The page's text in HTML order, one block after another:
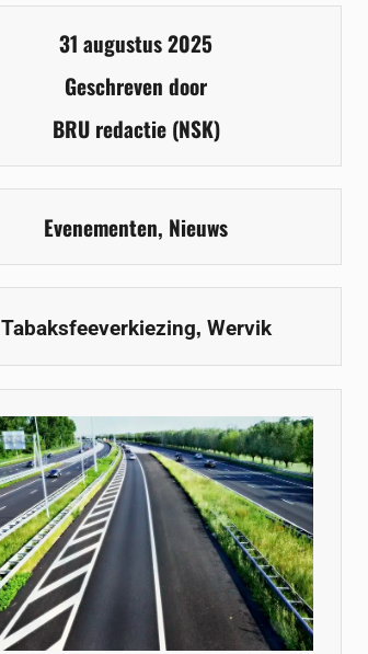
31 augustus 2025
Geschreven door
BRU redactie (NSK)
Evenementen, Nieuws
Tabaksfeeverkiezing, Wervik